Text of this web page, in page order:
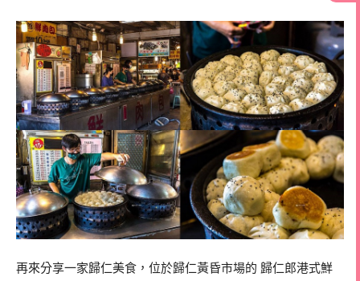
再來分享一家歸仁美食，位於歸仁黃昏市場的 歸仁郎港式鮮